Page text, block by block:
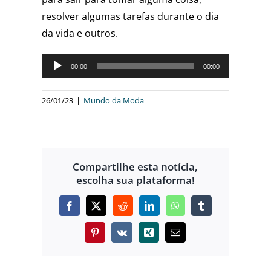
resolver algumas tarefas durante o dia
da vida e outros.
Tocador
de
áudio
00:00 00:00
26/01/23 | Mundo da Moda
Compartilhe esta notícia,
escolha sua plataforma!
Facebook
X RedditLinkedInWhatsAppTumblr
Pinterest
Vk Xing
E-
mail